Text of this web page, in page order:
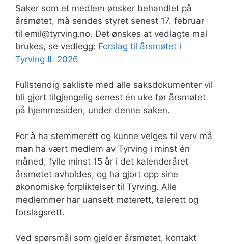
Saker som et medlem ønsker behandlet på
årsmøtet, må sendes styret senest 17. februar
til emil@tyrving.no. Det ønskes at vedlagte mal
brukes, se vedlegg: Forslag til årsmøtet i
Tyrving IL 2026
Fullstendig sakliste med alle saksdokumenter vil
bli gjort tilgjengelig senest én uke før årsmøtet
på hjemmesiden, under denne saken.
For å ha stemmerett og kunne velges til verv må
man ha vært medlem av Tyrving i minst én
måned, fylle minst 15 år i det kalenderåret
årsmøtet avholdes, og ha gjort opp sine
økonomiske forpliktelser til Tyrving. Alle
medlemmer har uansett møterett, talerett og
forslagsrett.
Ved spørsmål som gjelder årsmøtet, kontakt